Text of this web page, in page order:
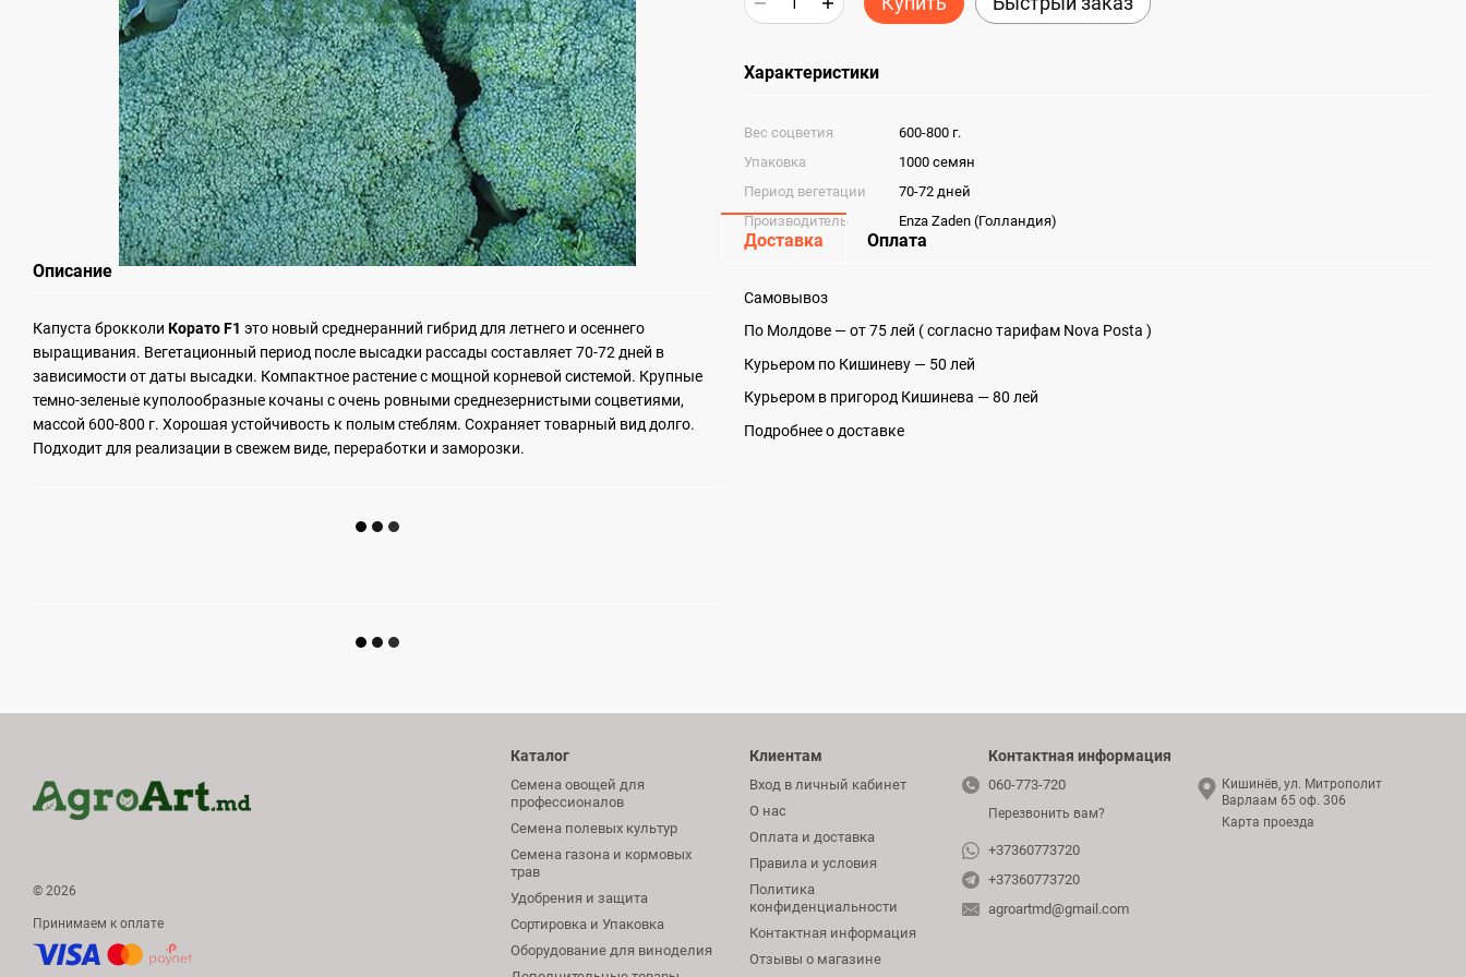
Описание
Капуста брокколи Корато F1 это новый среднеранний гибрид для летнего и осеннего
выращивания. Вегетационный период после высадки рассады составляет 70-72 дней в
зависимости от даты высадки. Компактное растение с мощной корневой системой. Крупные
темно-зеленые куполообразные кочаны с очень ровными среднезернистыми соцветиями,
массой 600-800 г. Хорошая устойчивость к полым стеблям. Сохраняет товарный вид долго.
Подходит для реализации в свежем виде, переработки и заморозки.
Характеристики
Вес соцветия
600-800 г.
Упаковка
1000 семян
Период вегетации
70-72 дней
Производитель
Enza Zaden (Голландия)
Доставка Оплата
Самовывоз
По Молдове — от 75 лей ( согласно тарифам Nova Posta )
Курьером по Кишиневу — 50 лей
Курьером в пригород Кишинева — 80 лей
Подробнее о доставке
© 2026
Принимаем к оплате
Каталог
Семена овощей для
профессионалов
Семена полевых культур
Семена газона и кормовых
трав
Удобрения и защита
Сортировка и Упаковка
Оборудование для виноделия
Клиентам
Вход в личный кабинет
О нас
Оплата и доставка
Правила и условия
Политика
конфиденциальности
Контактная информация
Отзывы о магазине
Контактная информация
060-773-720
Перезвонить вам?
+37360773720
+37360773720
agroartmd@gmail.com
Кишинёв, ул. Митрополит
Варлаам 65 оф. 306
Карта проезда